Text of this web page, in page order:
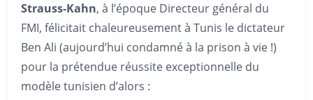
Strauss-Kahn, à l’époque Directeur général du
FMI, félicitait chaleureusement à Tunis le dictateur
Ben Ali (aujourd’hui condamné à la prison à vie !)
pour la prétendue réussite exceptionnelle du
modèle tunisien d’alors :